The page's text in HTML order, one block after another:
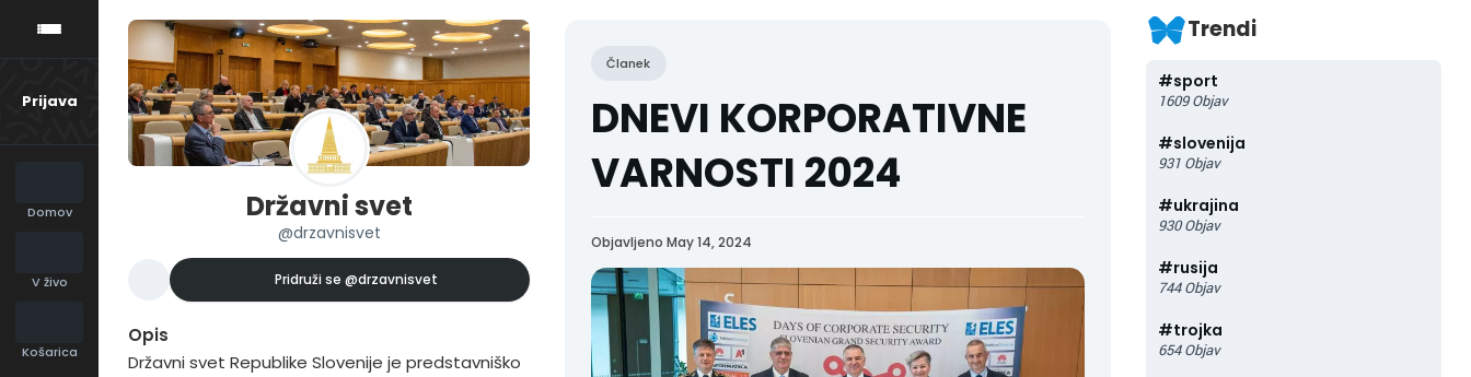
Prijava
Domov
V živo
Košarica
Državni svet
@drzavnisvet
Pridruži se @drzavnisvet
Opis
Državni svet Republike Slovenije je predstavniško
Članek
DNEVI KORPORATIVNE
VARNOSTI 2024
Objavljeno May 14, 2024
Trendi
#sport
1609 Objav
#slovenija
931 Objav
#ukrajina
930 Objav
#rusija
744 Objav
#trojka
654 Objav